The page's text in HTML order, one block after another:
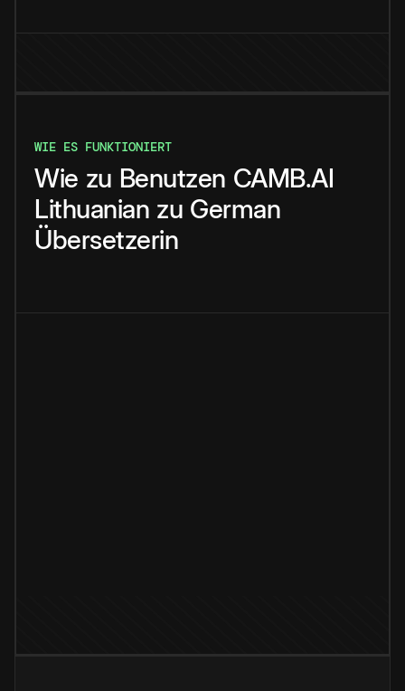
WIE ES FUNKTIONIERT
Wie zu Benutzen CAMB.AI
Lithuanian zu German
Übersetzerin